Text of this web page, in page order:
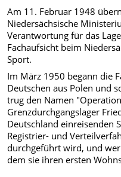
Am 11. Februar 1948
Niedersächsische
Verantwortung für das
Fachaufsicht beim
Sport.
Im März 1950 begann die
Deutschen aus Polen und
trug den Namen
Grenzdurchgangslager
Deutschland einreisenden
Registrier- und
durchgeführt wird, und
dem sie ihren ersten